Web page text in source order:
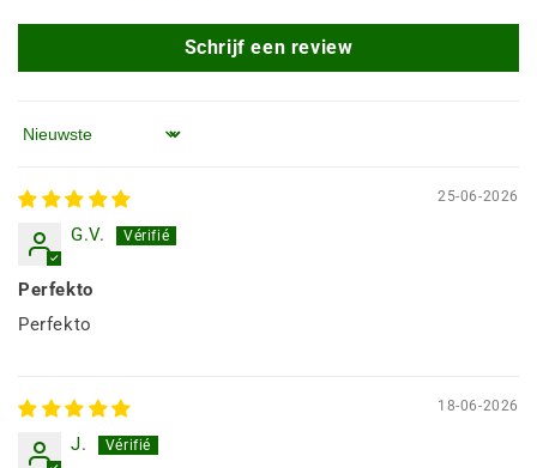
Schrijf een review
Sorteren op
25-06-2026
G.V.
Perfekto
Perfekto
18-06-2026
J.